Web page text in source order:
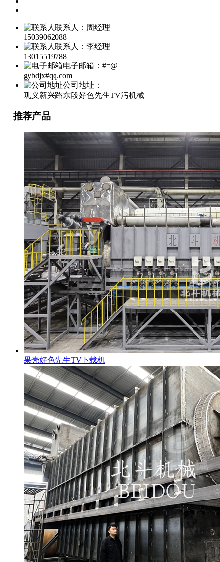
联系人：周经理
15039062088
联系人：李经理
13015519788
电子邮箱：#=@
gybdjx#qq.com
公司地址：
巩义新兴路东段好色先生TV污机械
推荐产品
果壳好色先生TV下载机